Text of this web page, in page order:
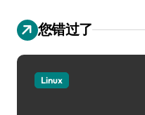
您错过了
Linux